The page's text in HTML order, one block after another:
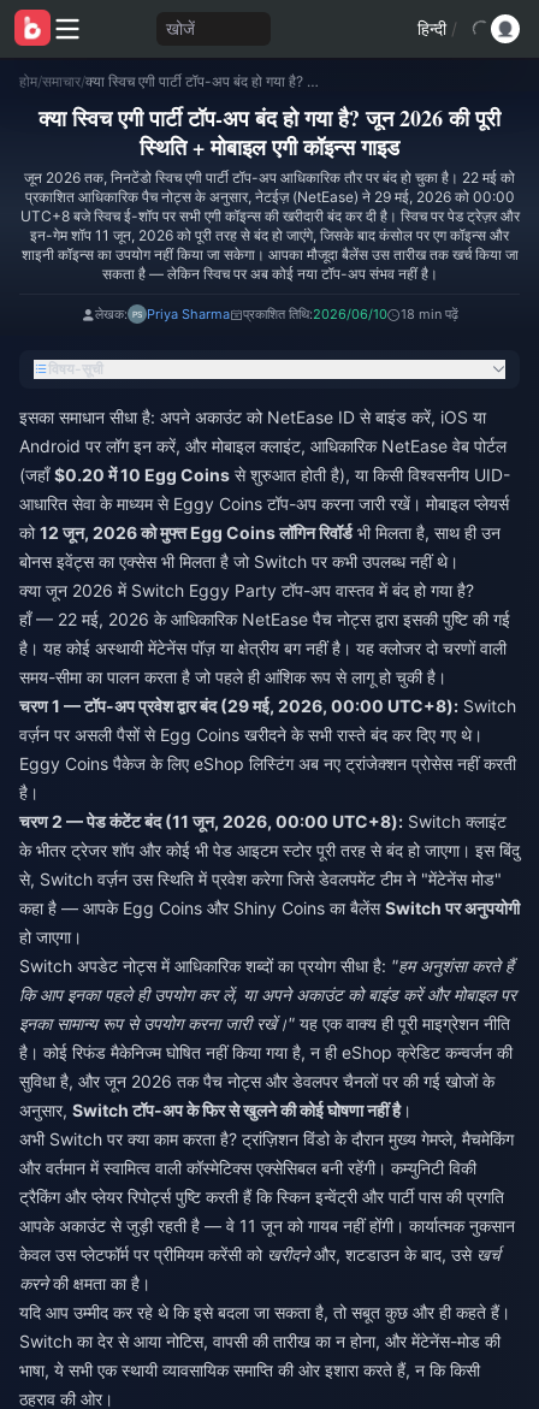
खोजें हिन्दी /
होम/समाचार/ क्या स्विच एगी पार्टी टॉप-अप बंद हो गया है? जून 2026 की पूरी स्थिति + मोबाइल एगी कॉइन्स गाइड
क्या स्विच एगी पार्टी टॉप-अप बंद हो गया है? जून 2026 की पूरी
स्थिति + मोबाइल एगी कॉइन्स गाइड
जून 2026 तक, निनटेंडो स्विच एगी पार्टी टॉप-अप आधिकारिक तौर पर बंद हो चुका है। 22 मई को
प्रकाशित आधिकारिक पैच नोट्स के अनुसार, नेटईज़ (NetEase) ने 29 मई, 2026 को 00:00
UTC+8 बजे स्विच ई-शॉप पर सभी एगी कॉइन्स की खरीदारी बंद कर दी है। स्विच पर पेड ट्रेज़र और
इन-गेम शॉप 11 जून, 2026 को पूरी तरह से बंद हो जाएंगे, जिसके बाद कंसोल पर एग कॉइन्स और
शाइनी कॉइन्स का उपयोग नहीं किया जा सकेगा। आपका मौजूदा बैलेंस उस तारीख तक खर्च किया जा
सकता है — लेकिन स्विच पर अब कोई नया टॉप-अप संभव नहीं है।
लेखक: Priya Sharma प्रकाशित तिथि:2026/06/10 18 min पढ़ें
विषय-सूची
इसका समाधान सीधा है: अपने अकाउंट को NetEase ID से बाइंड करें, iOS या
Android पर लॉग इन करें, और मोबाइल क्लाइंट, आधिकारिक NetEase वेब पोर्टल
(जहाँ$0.20 में 10 Egg Coins से शुरुआत होती है), या किसी विश्वसनीय UID-
आधारित सेवा के माध्यम से Eggy Coins टॉप-अप करना जारी रखें। मोबाइल प्लेयर्स
को12 जून, 2026 को मुफ्त Egg Coins लॉगिन रिवॉर्डभी मिलता है, साथ ही उन
बोनस इवेंट्स का एक्सेस भी मिलता है जो Switch पर कभी उपलब्ध नहीं थे।
क्या जून 2026 में Switch Eggy Party टॉप-अप वास्तव में बंद हो गया है?
हाँ — 22 मई, 2026 के आधिकारिक NetEase पैच नोट्स द्वारा इसकी पुष्टि की गई
है। यह कोई अस्थायी मेंटेनेंस पॉज़ या क्षेत्रीय बग नहीं है। यह क्लोजर दो चरणों वाली
समय-सीमा का पालन करता है जो पहले ही आंशिक रूप से लागू हो चुकी है।
चरण 1 — टॉप-अप प्रवेश द्वार बंद (29 मई, 2026, 00:00 UTC+8): Switch
वर्ज़न पर असली पैसों से Egg Coins खरीदने के सभी रास्ते बंद कर दिए गए थे।
Eggy Coins पैकेज के लिए eShop लिस्टिंग अब नए ट्रांजेक्शन प्रोसेस नहीं करती
है।
चरण 2 — पेड कंटेंट बंद (11 जून, 2026, 00:00 UTC+8): Switch क्लाइंट
के भीतर ट्रेजर शॉप और कोई भी पेड आइटम स्टोर पूरी तरह से बंद हो जाएगा। इस बिंदु
से, Switch वर्ज़न उस स्थिति में प्रवेश करेगा जिसे डेवलपमेंट टीम ने "मेंटेनेंस मोड"
कहा है — आपके Egg Coins और Shiny Coins का बैलेंसSwitch पर अनुपयोगी
हो जाएगा।
Switch अपडेट नोट्स में आधिकारिक शब्दों का प्रयोग सीधा है: "हम अनुशंसा करते हैं
कि आप इनका पहले ही उपयोग कर लें, या अपने अकाउंट को बाइंड करें और मोबाइल पर
इनका सामान्य रूप से उपयोग करना जारी रखें।" यह एक वाक्य ही पूरी माइग्रेशन नीति
है। कोई रिफंड मैकेनिज्म घोषित नहीं किया गया है, न ही eShop क्रेडिट कन्वर्जन की
सुविधा है, और जून 2026 तक पैच नोट्स और डेवलपर चैनलों पर की गई खोजों के
अनुसार, Switch टॉप-अप के फिर से खुलने की कोई घोषणा नहीं है।
अभी Switch पर क्या काम करता है? ट्रांज़िशन विंडो के दौरान मुख्य गेमप्ले, मैचमेकिंग
और वर्तमान में स्वामित्व वाली कॉस्मेटिक्स एक्सेसिबल बनी रहेंगी। कम्युनिटी विकी
ट्रैकिंग और प्लेयर रिपोर्ट्स पुष्टि करती हैं कि स्किन इन्वेंट्री और पार्टी पास की प्रगति
आपके अकाउंट से जुड़ी रहती है — वे 11 जून को गायब नहीं होंगी। कार्यात्मक नुकसान
केवल उस प्लेटफॉर्म पर प्रीमियम करेंसी को खरीदनेऔर, शटडाउन के बाद, उसे खर्च
करनेकी क्षमता का है।
यदि आप उम्मीद कर रहे थे कि इसे बदला जा सकता है, तो सबूत कुछ और ही कहते हैं।
Switch का देर से आया नोटिस, वापसी की तारीख का न होना, और मेंटेनेंस-मोड की
भाषा, ये सभी एक स्थायी व्यावसायिक समाप्ति की ओर इशारा करते हैं, न कि किसी
ठहराव की ओर।